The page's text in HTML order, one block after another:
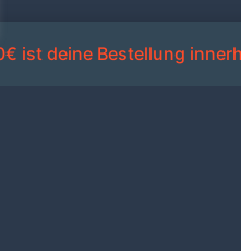
ist deine Bestellung